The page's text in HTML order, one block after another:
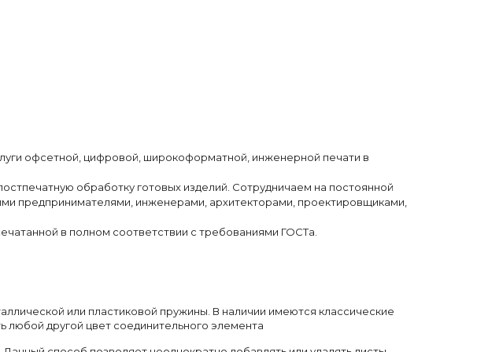
офсетной, цифровой, широкоформатной, инженерной печати в
обработку готовых изделий. Сотрудничаем на постоянной
предпринимателями, инженерами, архитекторами, проектировщиками,
в полном соответствии с требованиями ГОСТа.
или пластиковой пружины. В наличии имеются классические
любой другой цвет соединительного элемента